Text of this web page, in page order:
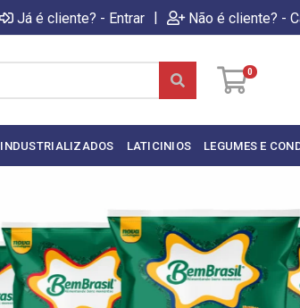
Já é cliente? - Entrar | Não é cliente? -
0
INDUSTRIALIZADOS LATICINIOS LEGUMES E